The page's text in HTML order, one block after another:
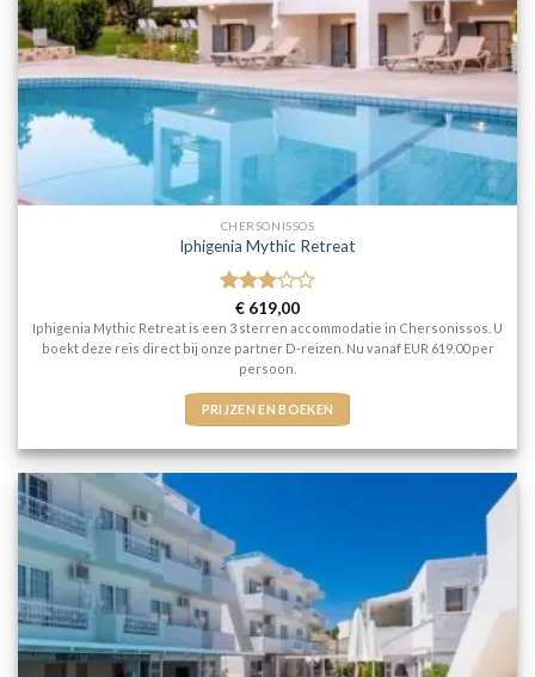
CHERSONISSOS
Iphigenia Mythic Retreat
Gewaardeerd
3 uit 5
€ 619,00
Iphigenia Mythic Retreat is een 3 sterren accommodatie in Chersonissos. U
boekt deze reis direct bij onze partner D-reizen. Nu vanaf EUR 619.00 per
persoon.
PRIJZEN EN BOEKEN